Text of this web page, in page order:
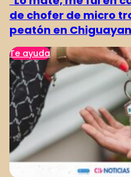
de chofer de micro
peatón en
Te ayuda